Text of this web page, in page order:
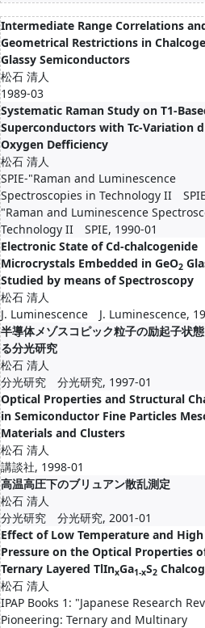
Intermediate Range Correlations
Geometrical Restrictions in
Glassy Semiconductors
松石 清人
1989-03
Systematic Raman Study on T1-
Superconductors with Tc-Variation
Oxygen Defficiency
松石 清人
SPIE-"Raman and Luminescence
Spectroscopies in Technology II
"Raman and Luminescence
Technology II SPIE, 1990-01
Electronic State of Cd-chalcogenide
Microcrystals Embedded in GeO2
Studied by means of Spectroscopy
松石 清人
J. Luminescence J. Luminescence,
半導体メゾスコピック粒子の励起子状
る分光研究
松石 清人
分光研究 分光研究, 1997-01
Optical Properties and Structural
in Semiconductor Fine Particles
Materials and Clusters
松石 清人
講談社, 1998-01
高温高圧下のブリュアン散乱測定
松石 清人
分光研究 分光研究, 2001-01
Effect of Low Temperature and High
Pressure on the Optical Properties
Ternary Layered TlInxGa1-xS2
松石 清人
IPAP Books 1: "Japanese Research
Pioneering: Ternary and Multinary